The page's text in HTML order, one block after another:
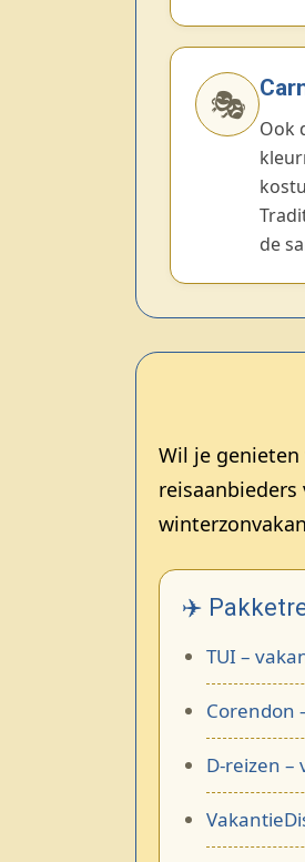
🎭
Ook
de
Wil je
✈️
TUI –
Corendon
D-reizen –